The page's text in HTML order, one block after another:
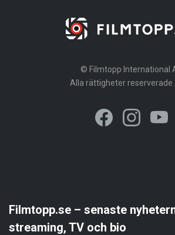
© Filmtopp International
Alla rättigheter reserverade
Filmtopp.se – senaste
streaming, TV och bio